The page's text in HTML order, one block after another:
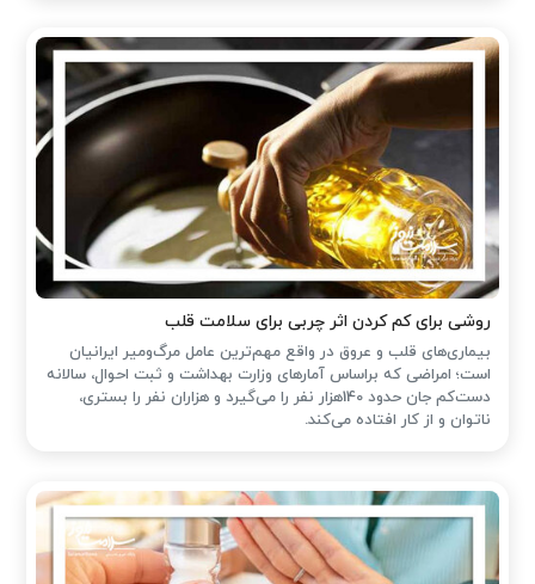
روشی برای کم کردن اثر چربی برای سلامت قلب
بیماری‌های قلب و عروق در واقع مهم‌ترین عامل مرگ‌ومیر ایرانیان
است؛ امراضی که براساس آمارهای وزارت بهداشت و ثبت احوال، سالانه
دست‌کم جان حدود 140هزار نفر را می‌گیرد و هزاران نفر را بستری،
ناتوان و از کار افتاده می‌کند.